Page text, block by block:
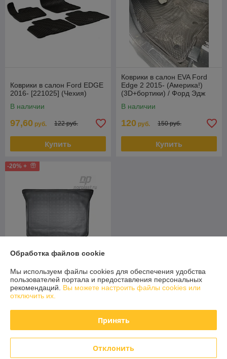
Коврики в салон Ford EDGE
2016- [221025] (Чехия)
В наличии
97,60 руб. 122 руб.
Купить
Коврики в салон EVA Ford
Edge 2 2015- (Америка!)
(3D+бортики) / Форд Эдж
В наличии
120 руб. 150 руб.
Купить
-20% +
Коврик в багажник Ford
Edge 2014- (для 1
поколения Ford Edge)
Обработка файлов cookie
Мы используем файлы cookies для обеспечения удобства
пользователей портала и предоставления персональных
рекомендаций. Вы можете настроить файлы cookies или
отключить их.
Принять
Отклонить